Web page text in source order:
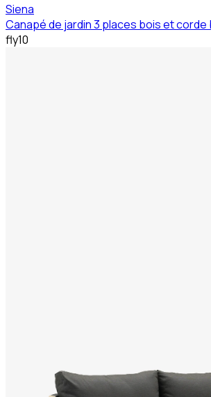
Siena
Canapé de jardin 3 places bois et corde
fly10